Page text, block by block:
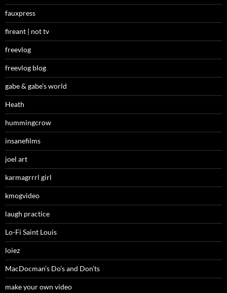
fauxpress
fireant | not tv
freevlog
freevlog blog
gabe & gabe’s world
Heath
hummingcrow
insanefilms
joel art
karmagrrrl girl
kmogvideo
laugh practice
Lo-Fi Saint Louis
loiez
MacDocman’s Do’s and Don’ts
make your own video